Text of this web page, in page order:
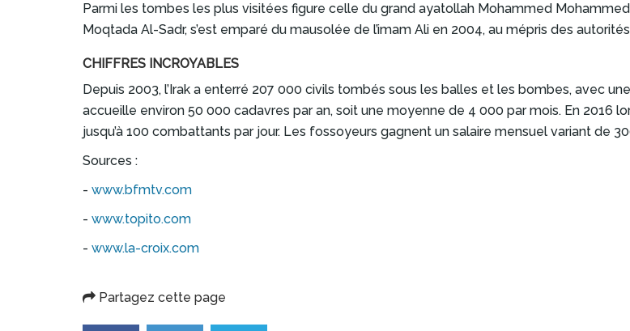
Parmi les tombes les plus visitées figure celle du grand ayatollah Mohammed
Moqtada Al-Sadr, s’est emparé du mausolée de l’imam Ali en 2004, au mépris des
CHIFFRES INCROYABLES
Depuis 2003, l’Irak a enterré 207 000 civils tombés sous les balles et les bombes, avec
accueille environ 50 000 cadavres par an, soit une moyenne de 4 000 par mois. En 2016
jusqu’à 100 combattants par jour. Les fossoyeurs gagnent un salaire mensuel variant de
Sources :
- www.bfmtv.com
- www.topito.com
- www.la-croix.com
Partagez cette page